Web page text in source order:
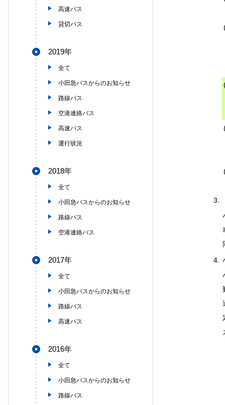
3.
4.
高速バス
貸切バス
2019年
全て
小田急バスからのお知らせ
路線バス
空港連絡バス
高速バス
運行状況
2018年
全て
小田急バスからのお知らせ
路線バス
空港連絡バス
2017年
全て
小田急バスからのお知らせ
路線バス
高速バス
2016年
全て
小田急バスからのお知らせ
路線バス